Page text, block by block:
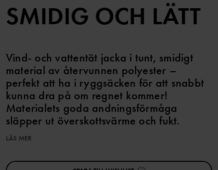
SMIDIG OCH LÄTT
Vind- och vattentät jacka i tunt, smidigt
material av återvunnen polyester –
perfekt att ha i ryggsäcken för att snabbt
kunna dra på om regnet kommer!
Materialets goda andningsförmåga
släpper ut överskottsvärme och fukt.
spännande expeditioner i naturen.
LÄS MER